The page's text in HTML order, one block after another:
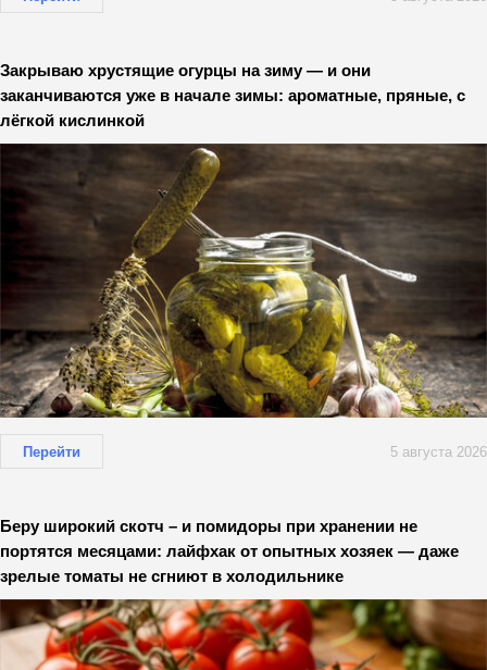
Закрываю хрустящие огурцы на зиму — и они
заканчиваются уже в начале зимы: ароматные, пряные, с
лёгкой кислинкой
Перейти 5 августа 2026
Беру широкий скотч – и помидоры при хранении не
портятся месяцами: лайфхак от опытных хозяек — даже
зрелые томаты не сгниют в холодильнике